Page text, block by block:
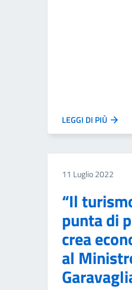
LEGGI DI PIÙ
11 Luglio 2022
“Il
punta di
crea
al